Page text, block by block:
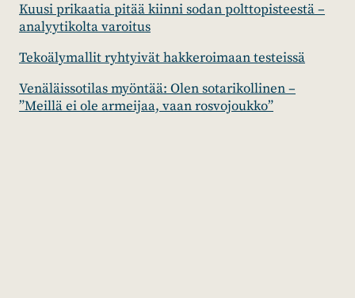
Kuusi prikaatia pitää kiinni sodan polttopisteestä –
analyytikolta varoitus
Tekoälymallit ryhtyivät hakkeroimaan testeissä
Venäläissotilas myöntää: Olen sotarikollinen –
”Meillä ei ole armeijaa, vaan rosvojoukko”